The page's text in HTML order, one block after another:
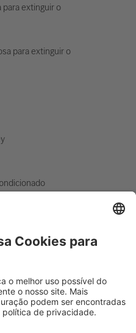
para extinguir o
para extinguir o